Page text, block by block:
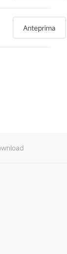
Anteprima